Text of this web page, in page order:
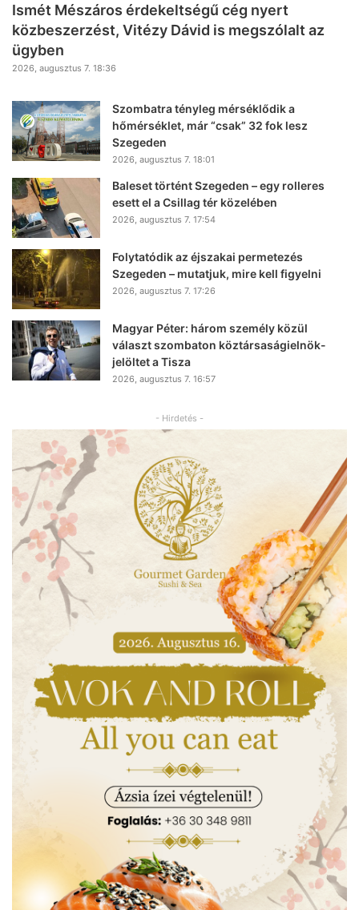
Ismét Mészáros érdekeltségű cég nyert
közbeszerzést, Vitézy Dávid is megszólalt az
ügyben
2026, augusztus 7. 18:36
Szombatra tényleg mérséklődik a
hőmérséklet, már “csak” 32 fok lesz
Szegeden
2026, augusztus 7. 18:01
Baleset történt Szegeden – egy rolleres
esett el a Csillag tér közelében
2026, augusztus 7. 17:54
Folytatódik az éjszakai permetezés
Szegeden – mutatjuk, mire kell figyelni
2026, augusztus 7. 17:26
Magyar Péter: három személy közül
választ szombaton köztársaságielnök-
jelöltet a Tisza
2026, augusztus 7. 16:57
- Hirdetés -